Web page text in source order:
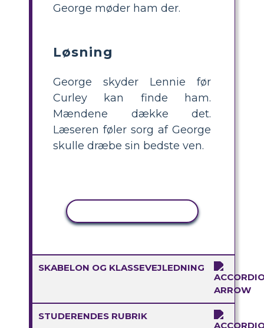
George møder ham der.
Løsning
George skyder Lennie før
Curley kan finde ham.
Mændene dække det.
Læseren føler sorg af George
skulle dræbe sin bedste ven.
SKABELON OG KLASSEVEJLEDNING
STUDERENDES RUBRIK